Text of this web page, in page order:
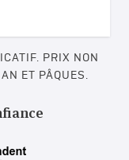
PRIX NON
ET PÂQUES.